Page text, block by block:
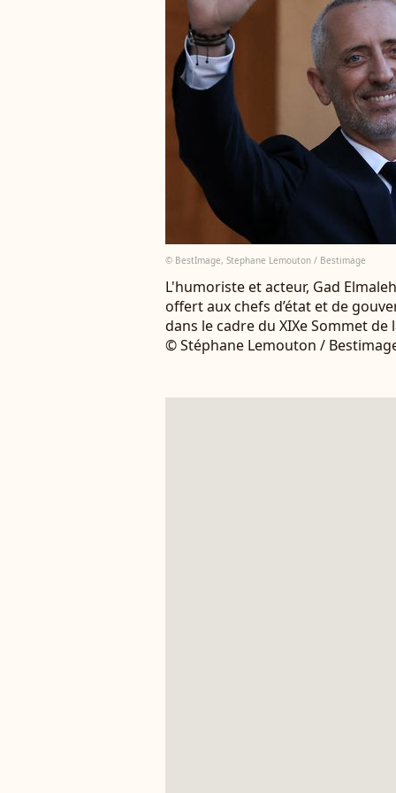
© BestImage, Stephane Lemouton / Bestimage
L'humoriste et acteur, Gad
offert aux chefs d’état et de
dans le cadre du XIXe Sommet
© Stéphane Lemouton /